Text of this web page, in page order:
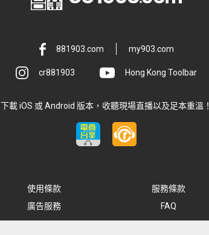
881903.com my903.com
cr881903 Hong Kong Toolbar
下載 iOS 或 Android 版本，收聽現場直播以及足本重溫！
使用條款 服務條款
廣告服務 FAQ